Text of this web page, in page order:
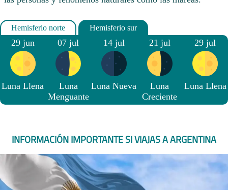
29 jun
Luna Llena
07 jul
Luna
Menguante
14 jul
Luna Nueva
21 jul
Luna
Creciente
29 jul
Luna Llena
INFORMACIÓN IMPORTANTE SI VIAJAS A ARGENTINA